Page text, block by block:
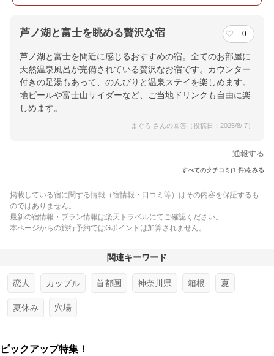
芦ノ湖と富士を眺める贅沢な宿 0
芦ノ湖と富士を間近に感じるおすすめの宿。全てのお部屋に
天然温泉風呂が完備されている贅沢なお宿です。カウンター
付きの足湯もあって、のんびりと温泉ステイを楽しめます。
地ビールや富士山サイダーなど、ご当地ドリンクも自由に楽
しめます。
まぐろ さんの回答（投稿日：2025/8/ 7）
通報する
すべてのクチコミ(1 件)をみる
掲載している宿に関する情報（宿情報・口コミ等）はその内容を保証するも
のではありません。
最新の宿情報・プラン情報は楽天トラベルにてご確認ください。
本ページからの旅行予約ではGポイントは加算されません。
関連キーワード
恋人 カップル 首都圏 神奈川県 箱根 夏
夏休み 穴場
ピックアップ特集！